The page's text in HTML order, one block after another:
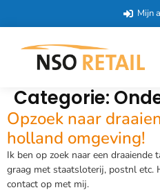
Mijn
Categorie:
Opzoek naar
holland omgeving!
Ik ben op zoek naar een
graag met staatsloterij, postnl etc.
contact op met mij.